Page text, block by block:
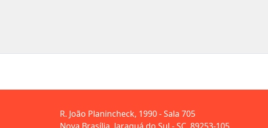
R. João Planincheck, 1990 - Sala 705